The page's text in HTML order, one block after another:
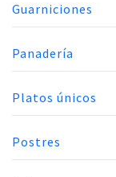
Guarniciones
Panadería
Platos únicos
Postres